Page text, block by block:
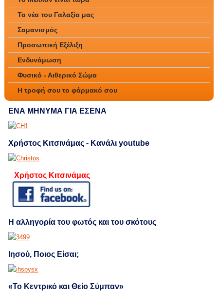
Τα νέα του Γαλαξία μας
Σαμανισμός
Προσωπική Εξέλιξη
Ενδυνάμωση
Φυσικό - Αιθερικό Σώμα
Η τροφή σου το φάρμακό σου
ΕΝΑ ΜΗΝΥΜΑ ΓΙΑ ΕΣΕΝΑ
Χρήστος Κιτσινάμας - Κανάλι youtube
Χρήστος Κιτσινάμας
Η αλληγορία του φωτός και του σκότους
Ιησού, Ποιος Είσαι;
«Το Κεντρικό και Θείο Σύμπαν»